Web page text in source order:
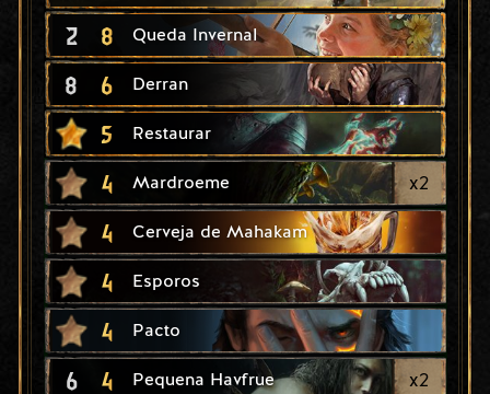
2 8 Queda Invernal
8 6 Derran
5 Restaurar
4 Mardroeme x2
4 Cerveja de Mahakam
4 Esporos
4 Pacto
6 4 Pequena Havfrue x2